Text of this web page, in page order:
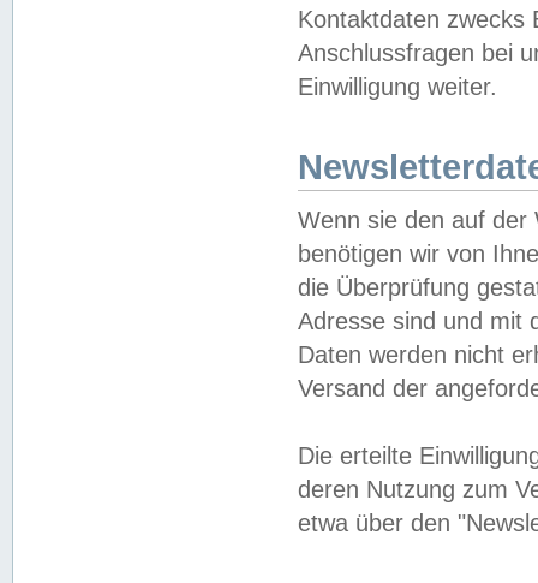
Kontaktdaten zwecks
Anschlussfragen bei
Einwilligung weiter.
Wenn sie den auf der
benötigen wir von
die Überprüfung
Adresse sind und mit
Daten werden nicht
Versand der
Die erteilte
deren Nutzung zum
etwa über den